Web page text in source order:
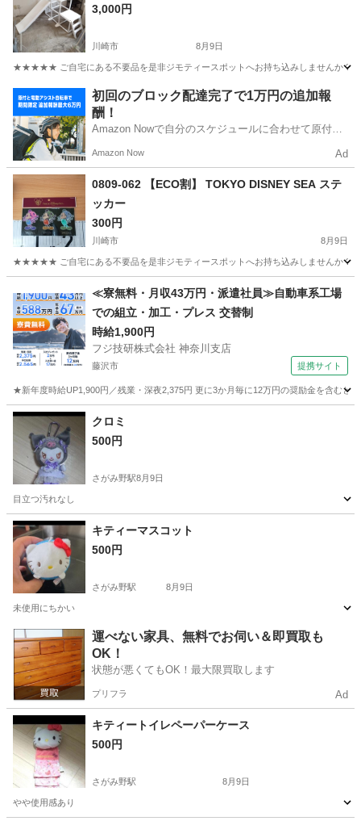
3,000円
川崎市 8月9日
★★★★★ ご自宅にある不要品を是非ジモティースポットへお持ち込みしませんか？
おもちゃ すべり台
初回のブロック配達完了で1万円の追加報
酬！
Amazon Nowで自分のスケジュールに合わせて原付や
う！
Amazon Now Ad
0809-062 【ECO割】 TOKYO DISNEY SEA ステ
ッカー
300円
川崎市 8月9日
★★★★★ ご自宅にある不要品を是非ジモティースポットへお持ち込みしませんか？
その他 ステッカー
≪寮無料・月収43万円・派遣社員≫自動車系工場
での組立・加工・プレス 交替制
時給1,900円
フジ技研株式会社 神奈川支店
藤沢市 提携サイト
★新年度時給UP1,900円／残業・深夜2,375円 更に3か月毎に12万円の奨励金を含む
神奈川 藤沢市 クロミ
500円
さがみ野駅8月9日
目立つ汚れなし
神奈川 綾瀬市 おもちゃ
キティーマスコット
500円
さがみ野駅 8月9日
未使用にちかい
神奈川 綾瀬市 さがみ野駅 おもちゃ
運べない家具、無料でお伺い＆即買取も
OK！
状態が悪くてもOK！最大限買取します
プリフラ Ad
キティートイレペーパーケース
500円
さがみ野駅 8月9日
やや使用感あり